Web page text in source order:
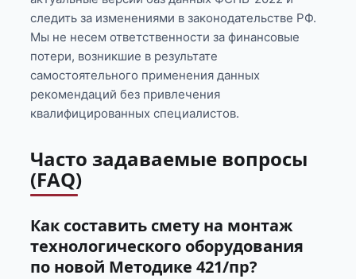
следить за изменениями в законодательстве РФ.
Мы не несем ответственности за финансовые
потери, возникшие в результате
самостоятельного применения данных
рекомендаций без привлечения
квалифицированных специалистов.
Часто задаваемые вопросы
(FAQ)
Как составить смету на монтаж
технологического оборудования
по новой Методике 421/пр?